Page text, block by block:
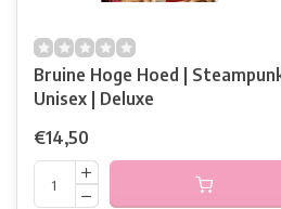
Bruine Hoge Hoed | Steampunk
Unisex | Deluxe
€14,50